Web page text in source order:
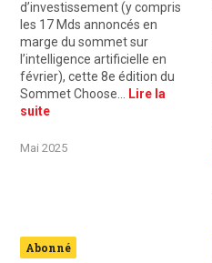
d’investissement (y compris
les 17 Mds annoncés en
marge du sommet sur
l’intelligence artificielle en
février), cette 8e édition du
Sommet Choose…
Lire la
suite
Mai 2025
Abonné